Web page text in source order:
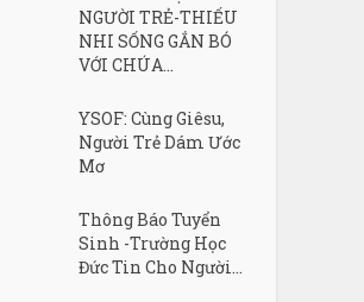
NGƯỜI TRẺ-THIẾU
NHI SỐNG GẮN BÓ
VỚI CHÚA...
YSOF: Cùng Giêsu,
Người Trẻ Dám Ước
Mơ
Thông Báo Tuyển
Sinh -Trường Học
Đức Tin Cho Người...